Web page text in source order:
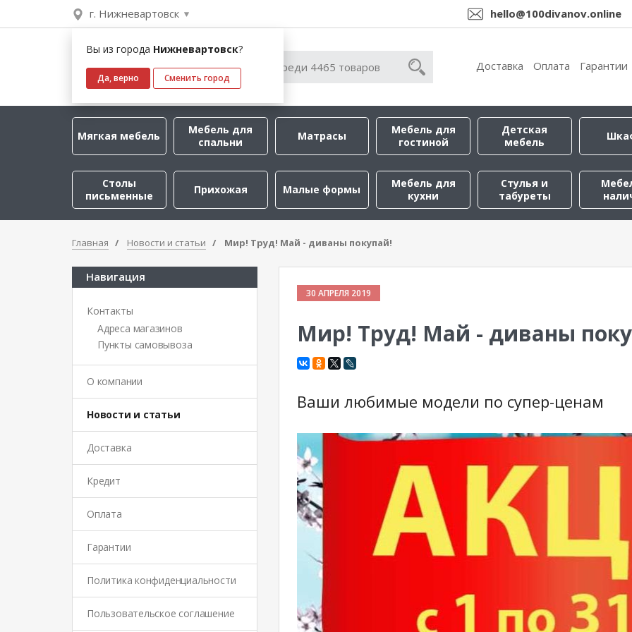
г. Нижневартовск
Вы из города Нижневартовск?
Да, верно Сменить город
hello@100divanov.online
Доставка Оплата Гарантии
Мягкая мебель
Мебель для
спальни
Матрасы
Мебель для
гостиной
Детская
мебель
Столы
письменные
Прихожая Малые формы
Мебель для
кухни
Стулья и
табуреты
Главная Новости и статьи Мир! Труд! Май - диваны покупай!
30 АПРЕЛЯ 2019
Мир! Труд! Май - диваны
Ваши любимые модели по супер-ценам
Навигация
Контакты
Адреса магазинов
Пункты самовывоза
О компании
Новости и статьи
Доставка
Кредит
Оплата
Гарантии
Политика конфиденциальности
Пользовательское соглашение